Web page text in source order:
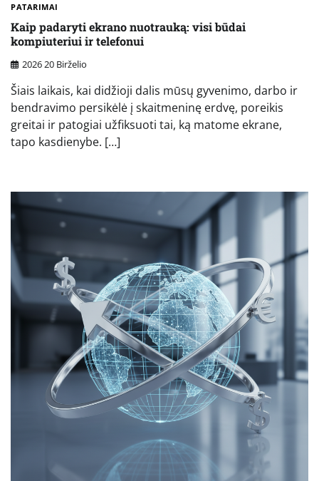
PATARIMAI
Kaip padaryti ekrano nuotrauką: visi būdai
kompiuteriui ir telefonui
2026 20 Birželio
Šiais laikais, kai didžioji dalis mūsų gyvenimo, darbo ir
bendravimo persikėlė į skaitmeninę erdvę, poreikis
greitai ir patogiai užfiksuoti tai, ką matome ekrane,
tapo kasdienybe. […]